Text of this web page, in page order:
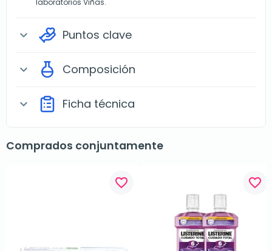
expand_more Puntos clave
expand_more Composición
expand_more Ficha técnica
Comprados conjuntamente
favorite_border favorite_border